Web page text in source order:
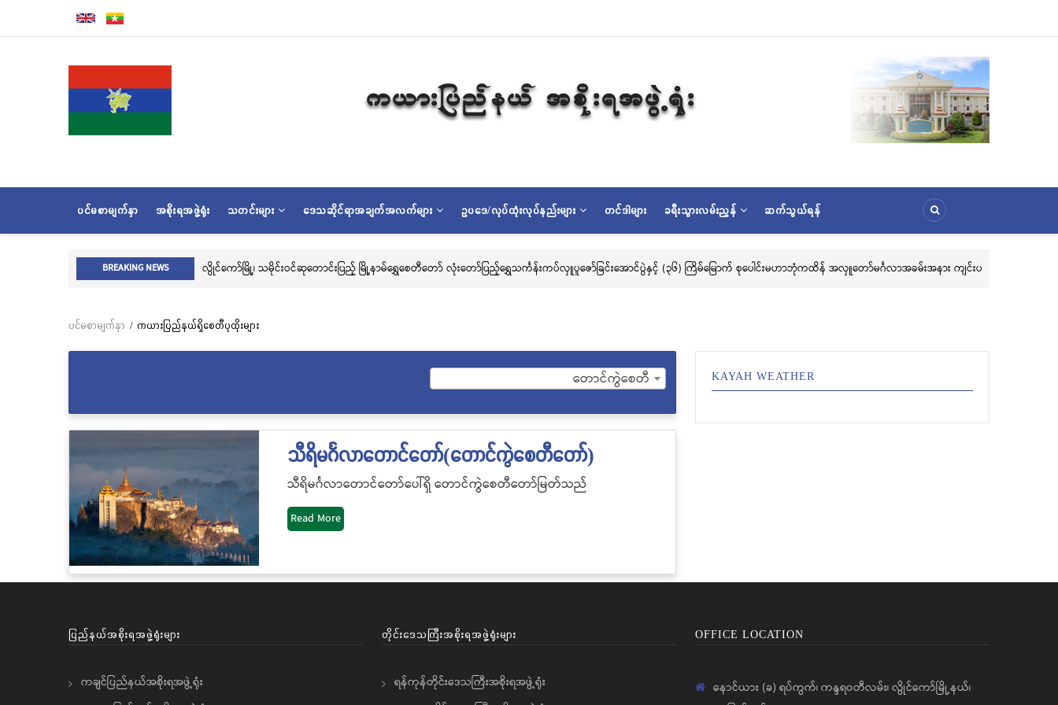
MAIN
NAVIGATION
ပင်မစာမျက်နှာ အစိုးရအဖွဲ့ရုံး သတင်းများ ဒေသဆိုင်ရာအချက်အလက်များ ဥပဒေ/လုပ်ထုံးလုပ်နည်းများ တင်ဒါများ ခရီးသွားလမ်းညွှန် ဆက်သွယ်ရန်
BREAKING NEWS လွိုင်ကော်မြို့၊ သမိုင်းဝင်ဆုတောင်းပြည့် မြို့နာမ်ရွှေစေတီတော် လုံးတော်ပြည့်ရွှေသင်္ကန်းကပ်လှူပူဇော်ခြင်းအောင်ပွဲနှင့် (၃၆) ကြိမ်မြောက် စုပေါင်းမဟာဘုံကထိန် အလှူတော်မင်္ဂလာအခမ်းအနား ကျင်းပ
Breadcrumb
ပင်မစာမျက်နှာ / ကယားပြည်နယ်ရှိစေတီပုထိုးများ
တောင်ကွဲစေတီ
သီရိမင်္ဂလာတောင်တော်(တောင်ကွဲစေတီတော်)
သီရိမင်္ဂလာတောင်တော်ပေါ်ရှိ တောင်ကွဲစေတီတော်မြတ်သည်
Read More
KAYAH WEATHER
ပြည်နယ်အစိုးရအဖွဲ့ရုံးများ
ကချင်ပြည်နယ်အစိုးရအဖွဲ့ရုံး
တိုင်းဒေသကြီးအစိုးရအဖွဲ့ရုံးများ
ရန်ကုန်တိုင်းဒေသကြီးအစိုးရအဖွဲ့ရုံး
OFFICE LOCATION
နောင်ယား (ခ) ရပ်ကွက်၊ ကန္ဒရဝတီလမ်း၊ လွိုင်ကော်မြို့နယ်၊